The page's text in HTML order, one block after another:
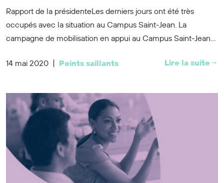
Rapport de la présidenteLes derniers jours ont été très
occupés avec la situation au Campus Saint-Jean. La
campagne de mobilisation en appui au Campus Saint-Jean...
14 mai 2020 | Points saillants Lire la suite